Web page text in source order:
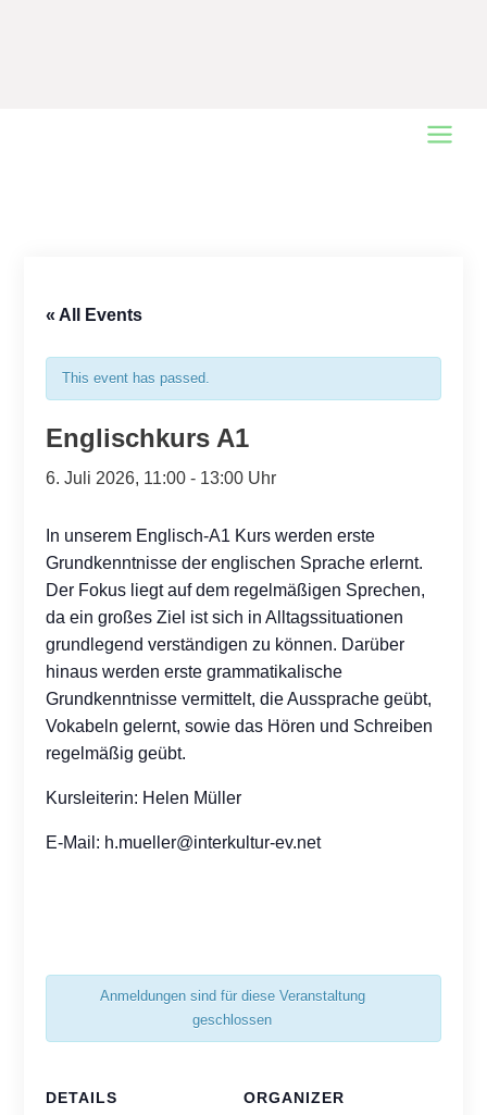
Main
« All Events
This event has passed.
Englischkurs A1
6. Juli 2026, 11:00 - 13:00
In unserem Englisch-A1 Kurs werden erste
Grundkenntnisse der englischen Sprache erlernt.
Der Fokus liegt auf dem regelmäßigen Sprechen,
da ein großes Ziel ist sich in Alltagssituationen
grundlegend verständigen zu können. Darüber
hinaus werden erste grammatikalische
Grundkenntnisse vermittelt, die Aussprache geübt,
Vokabeln gelernt, sowie das Hören und Schreiben
regelmäßig geübt.
Kursleiterin: Helen Müller
E-Mail: h.mueller@interkultur-ev.net
DETAILS
ORGANIZER
Anmeldungen sind für diese Veranstaltung
geschlossen